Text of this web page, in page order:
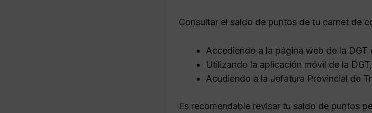
Consultar el saldo de puntos de tu carnet de
Accediendo a la página web de la
Utilizando la aplicación móvil de la
Acudiendo a la Jefatura Provincial de
Es recomendable revisar tu saldo de puntos